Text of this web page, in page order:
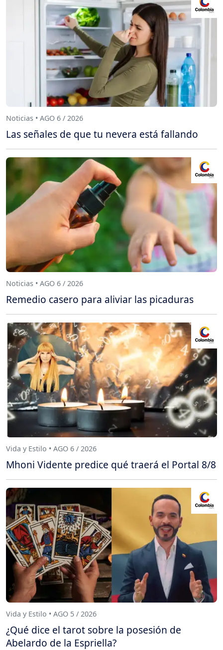
Noticias • AGO 6 / 2026
Las señales de que tu nevera está fallando
Noticias • AGO 6 / 2026
Remedio casero para aliviar las picaduras
Vida y Estilo • AGO 6 / 2026
Mhoni Vidente predice qué traerá el Portal 8/8
Vida y Estilo • AGO 5 / 2026
¿Qué dice el tarot sobre la posesión de
Abelardo de la Espriella?